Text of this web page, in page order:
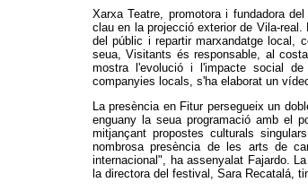
Xarxa Teatre, promotora i fundadora
clau en la projecció exterior de Vila-
del públic i repartir marxandatge local,
seua, Visitants és responsable, al
mostra l'evolució i l'impacte social
companyies locals, s'ha elaborat un
La presència en Fitur persegueix un
enguany la seua programació amb el
mitjançant propostes culturals
nombrosa presència de les arts de
internacional", ha assenyalat Fajardo.
la directora del festival, Sara Recatalá,